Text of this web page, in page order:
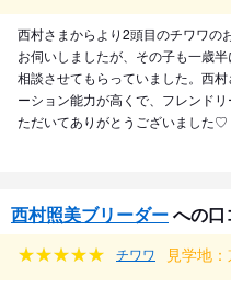
西村さまからより2頭目のチワワの
お伺いしましたが、その子も一歳
相談させてもらっていました。西
ーション能力が高くで、フレンド
ただいてありがとうございました♡
西村照美ブリーダーへの口
チワワ 見学地